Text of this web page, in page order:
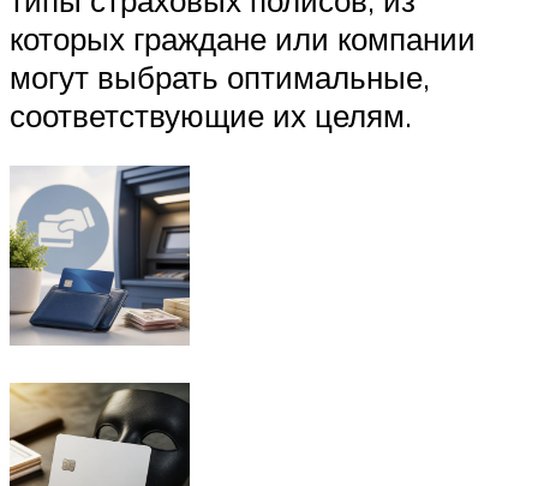
которых граждане или компании
могут выбрать оптимальные,
соответствующие их целям.